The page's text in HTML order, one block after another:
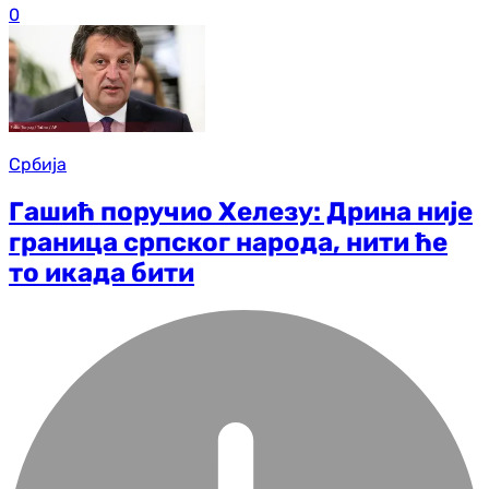
0
Србија
Гашић поручио Хелезу: Дрина није
граница српског народа, нити ће
то икада бити